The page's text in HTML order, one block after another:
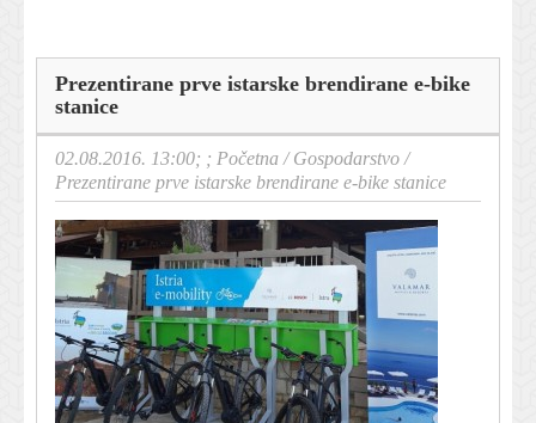
Prezentirane prve istarske brendirane e-bike
stanice
02.08.2016. 13:00; ; Početna /Gospodarstvo /
Prezentirane prve istarske brendirane e-bike stanice